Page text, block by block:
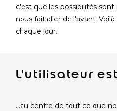
c'est que les possibilités
nous fait aller de l'avant.
chaque jour.
L'utilisateur
…au centre de tout ce que